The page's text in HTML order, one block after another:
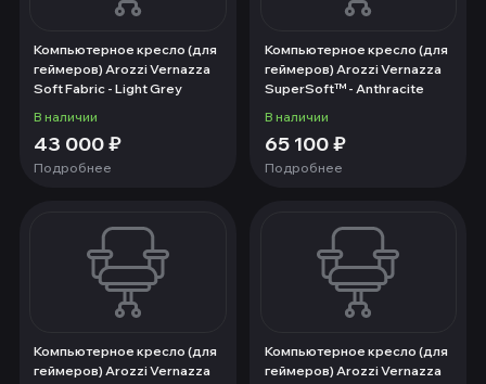
Компьютерное кресло (для
геймеров) Arozzi Vernazza
Soft Fabric - Light Grey
В наличии
43 000₽
Подробнее
Компьютерное кресло (для
геймеров) Arozzi Vernazza
SuperSoft™ - Anthracite
В наличии
65 100₽
Подробнее
Компьютерное кресло (для
геймеров) Arozzi Vernazza
Компьютерное кресло (для
геймеров) Arozzi Vernazza